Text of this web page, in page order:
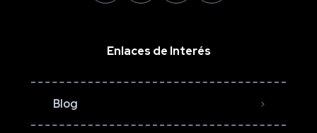
Enlaces de Interés
Blog